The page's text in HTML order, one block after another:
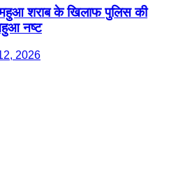
शराब के खिलाफ पुलिस की
नष्ट
2026